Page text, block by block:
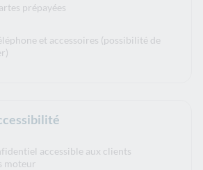
prépayées
et accessoires (possibilité de
accessible aux clients
moteur